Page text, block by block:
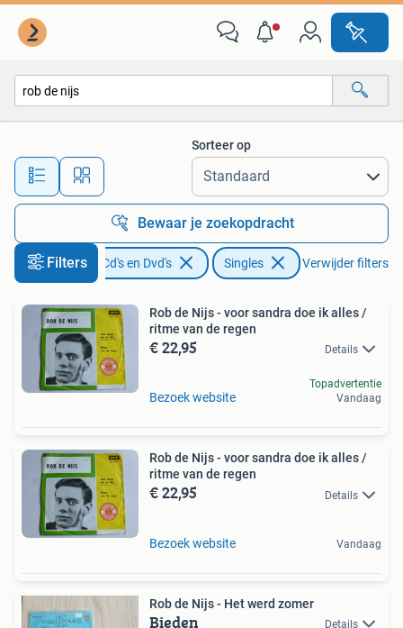
Alle afstanden…
Sorteer op
Bewaar je zoekopdracht
Filters Cd's en Dvd's Singles Verwijder filters
Rob de Nijs - voor sandra doe ik alles /
ritme van de regen
€ 22,95 Details
Bezoek website
Topadvertentie
Vandaag
Rob de Nijs - voor sandra doe ik alles /
ritme van de regen
€ 22,95 Details
Bezoek website Vandaag
Rob de Nijs - Het werd zomer
Bieden Details